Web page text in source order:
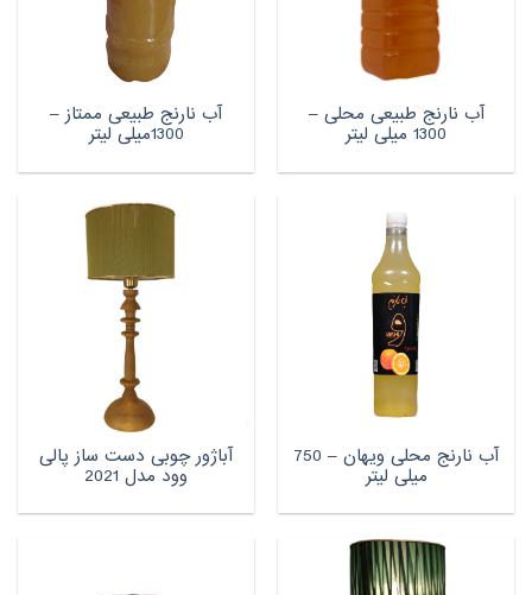
آب نارنج طبیعی محلی –
1300 میلی لیتر
آب نارنج طبیعی ممتاز –
1300میلی لیتر
آب نارنج محلی ویهان – 750
میلی لیتر
آباژور چوبی دست ساز پالی
وود مدل 2021